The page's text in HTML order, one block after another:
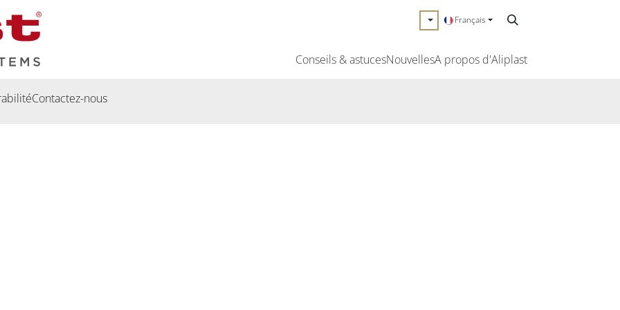
Français
Conseils & astucesNouvellesA propos d'Aliplast
Contactez-nous